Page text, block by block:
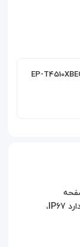
نمایش Super AMOLED، پشتیبانی از استاندارد IP67،